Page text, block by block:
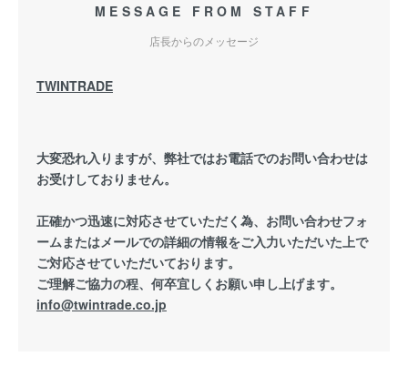
MESSAGE FROM STAFF
店長からのメッセージ
TWINTRADE
大変恐れ入りますが、弊社ではお電話でのお問い合わせは
お受けしておりません。
正確かつ迅速に対応させていただく為、お問い合わせフォ
ームまたはメールでの詳細の情報をご入力いただいた上で
ご対応させていただいております。
ご理解ご協力の程、何卒宜しくお願い申し上げます。
info@twintrade.co.jp